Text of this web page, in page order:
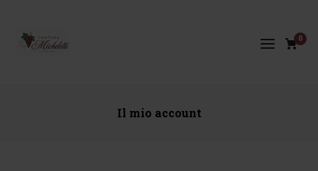
0
Il mio account